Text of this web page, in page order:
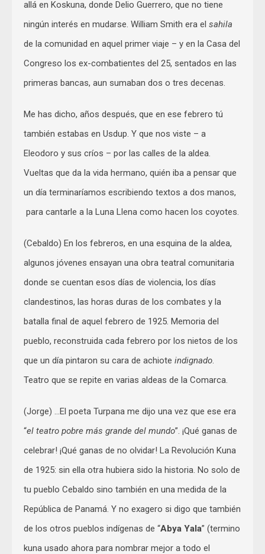
allá en Koskuna, donde Delio Guerrero, que no tiene
ningún interés en mudarse. William Smith era el sahila
de la comunidad en aquel primer viaje – y en la Casa del
Congreso los ex-combatientes del 25, sentados en las
primeras bancas, aun sumaban dos o tres decenas.
Me has dicho, años después, que en ese febrero tú
también estabas en Usdup. Y que nos viste – a
Eleodoro y sus críos – por las calles de la aldea.
Vueltas que da la vida hermano, quién iba a pensar que
un día terminaríamos escribiendo textos a dos manos,
para cantarle a la Luna Llena como hacen los coyotes.
(Cebaldo) En los febreros, en una esquina de la aldea,
algunos jóvenes ensayan una obra teatral comunitaria
donde se cuentan esos días de violencia, los días
clandestinos, las horas duras de los combates y la
batalla final de aquel febrero de 1925. Memoria del
pueblo, reconstruida cada febrero por los nietos de los
que un día pintaron su cara de achiote indignado.
Teatro que se repite en varias aldeas de la Comarca.
(Jorge) …El poeta Turpana me dijo una vez que ese era
“el teatro pobre más grande del mundo”. ¡Qué ganas de
celebrar! ¡Qué ganas de no olvidar! La Revolución Kuna
de 1925: sin ella otra hubiera sido la historia. No solo de
tu pueblo Cebaldo sino también en una medida de la
República de Panamá. Y no exagero si digo que también
de los otros pueblos indígenas de “Abya Yala” (termino
kuna usado ahora para nombrar mejor a todo el